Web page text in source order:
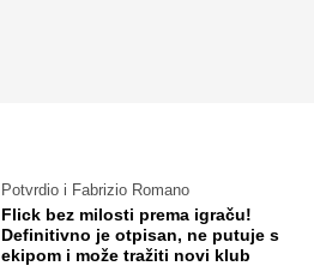
Potvrdio i Fabrizio Romano
Flick bez milosti prema igraču!
Definitivno je otpisan, ne putuje s
ekipom i može tražiti novi klub